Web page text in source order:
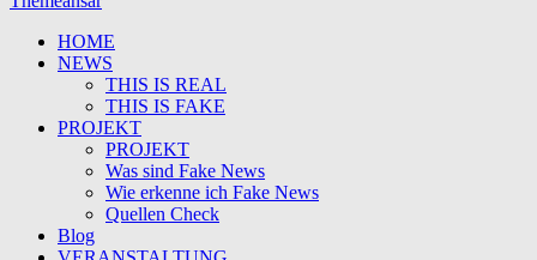
HOME
NEWS
THIS IS REAL
THIS IS FAKE
PROJEKT
PROJEKT
Was sind Fake News
Wie erkenne ich Fake News
Quellen Check
Blog